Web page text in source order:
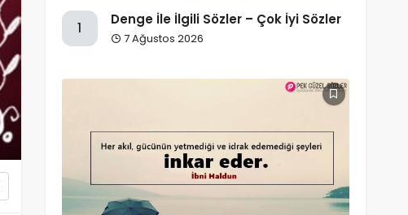
1
Denge İle İlgili Sözler – Çok İyi Sözler
7 Ağustos 2026